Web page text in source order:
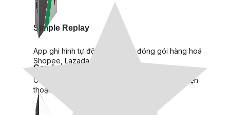
Combo ATP Mobile
Combo phần mềm mềm Marketing dành cho điện
thoại.
Simple Replay
App ghi hình tự động quy trình đóng gói hàng hoá
Shopee, Lazada, Tiktokshop